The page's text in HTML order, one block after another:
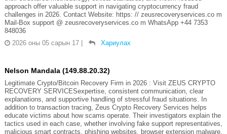
approach offer valuable support in navigating cryptocurrency fraud
challenges in 2026. Contact Website: https: // zeusrecoveryservices.co m
Mail-Box support @ zeusrecoveryservices.co m WhatsApp +44 7353
848036
2026 оны 05 сарын 17 | Хариулах
Nelson Mandala (149.88.20.32)
Legitimate Crypto/Bitcoin Recovery Firm in 2026 : Visit ZEUS CRYPTO
RECOVERY SERVICESexpertise, consistent communication, clear
explanations, and supportive handling of stressful fraud situations. In
addition to transaction tracing, Zeus Crypto Recovery Services helps
educate victims about how scams operate. Their investigators explain the
tactics used in each case, whether involving fake support representatives,
malicious smart contracts, phishing websites, browser extension malware,